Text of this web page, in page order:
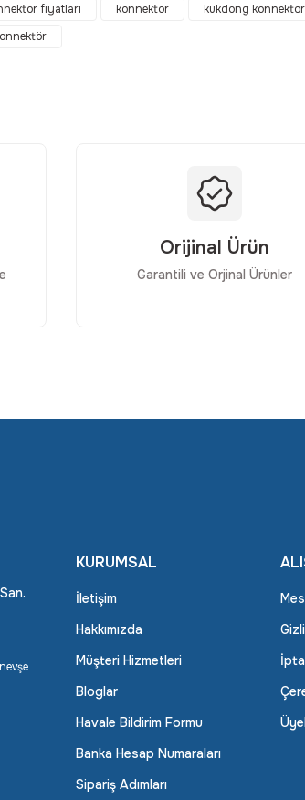
fiyatları konnektör kukdong konnektör
Orijinal Ürün
Garantili ve Orjinal Ürünler
KURUMSAL
İletişim
Hakkımızda
Müşteri Hizmetleri
Bloglar
Havale Bildirim Formu
Banka Hesap Numaraları
Sipariş Adımları